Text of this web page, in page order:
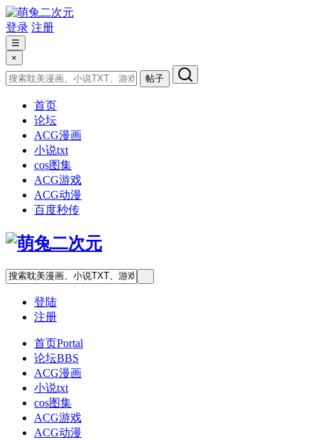
登录 注册
☰
×
帖子
首页
论坛
ACG漫画
小说txt
cos图集
ACG游戏
ACG动漫
百度秒传
登陆
注册
首页Portal
论坛BBS
ACG漫画
小说txt
cos图集
ACG游戏
ACG动漫